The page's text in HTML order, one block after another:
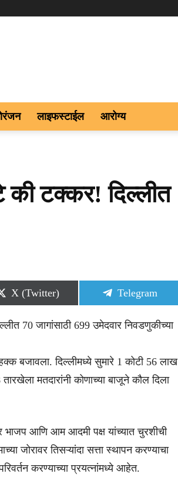
लाइफस्टाईल आरोग्य
की टक्कर! दिल्लीत
Share
on
X (Twitter)
Share
on
Telegram
70 जागांसाठी 699 उमेदवार निवडणुकीच्या
बजावला. दिल्लीमध्ये सुमारे 1 कोटी 56 लाख
मतदारांनी कोणाच्या बाजूने कौल दिला
आणि आम आदमी पक्ष यांच्यात चुरशीची
जोरावर तिसऱ्यांदा सत्ता स्थापन करण्याचा
करण्याच्या प्रयत्नांमध्ये आहेत.